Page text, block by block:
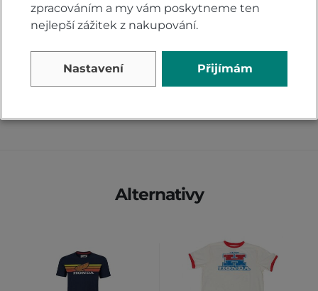
Přidejte vlastní hodnocení produktu a pomožte
tak dalším nakupujícím.
Hodnoťte.
PŘIDAT VLASTNÍ HODNOCENÍ
Alternativy
zpracováním a my vám poskytneme ten
nejlepší zážitek z nakupování.
Nastavení Přijímám